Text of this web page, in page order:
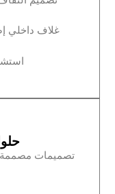
‏غلاف داخلي
‏تصميمات مصممة